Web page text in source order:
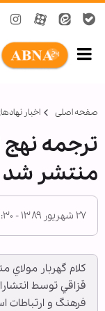
صفحه اصلی اخبار
ترجمه نهج
منتشر شد
۲۷ شهریور ۱۳۸۹ - ۱۹:۳۰
كلام گهربار
قزاقي توسط
فرهنگ و ارتباطات